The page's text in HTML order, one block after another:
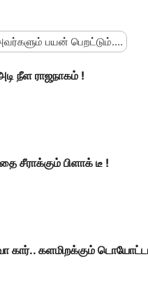
பயன் பெறட்டும்....
நீள ராஜநாகம் !
சீராக்கும் பிளாக் டீ !
களமிறக்கும்